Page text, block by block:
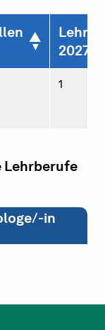
2027
1
Lehrberufe
in